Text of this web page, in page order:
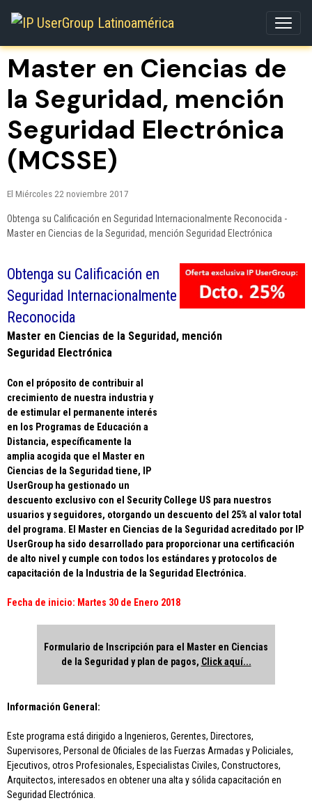
Master en Ciencias de
la Seguridad, mención
Seguridad Electrónica
(MCSSE)
El Miércoles 22 noviembre 2017
Obtenga su Calificación en Seguridad Internacionalmente Reconocida -
Master en Ciencias de la Seguridad, mención Seguridad Electrónica
Obtenga su Calificación en
Seguridad Internacionalmente
Reconocida
Master en Ciencias de la Seguridad, mención
Seguridad Electrónica
Con el próposito de contribuir al
crecimiento de nuestra industria y
de estimular el permanente interés
en los Programas de Educación a
Distancia, específicamente la
amplia acogida que el Master en
Ciencias de la Seguridad tiene, IP
UserGroup ha gestionado un
descuento exclusivo con el Security College US para nuestros
usuarios y seguidores, otorgando un descuento del 25% al valor total
del programa. El Master en Ciencias de la Seguridad acreditado por IP
UserGroup ha sido desarrollado para proporcionar una certificación
de alto nivel y cumple con todos los estándares y protocolos de
capacitación de la Industria de la Seguridad Electrónica.
Fecha de inicio: Martes 30 de Enero 2018
Formulario de Inscripción para el Master en Ciencias
de la Seguridad y plan de pagos, Click aquí...
Información General:
Este programa está dirigido a Ingenieros, Gerentes, Directores,
Supervisores, Personal de Oficiales de las Fuerzas Armadas y Policiales,
Ejecutivos, otros Profesionales, Especialistas Civiles, Constructores,
Arquitectos, interesados en obtener una alta y sólida capacitación en
Seguridad Electrónica.